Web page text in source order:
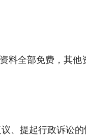
全部免费，其他
提起行政诉讼